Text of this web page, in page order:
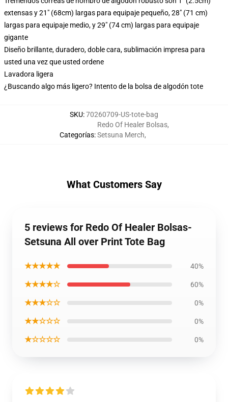
extensas y 21" (68cm) largas para equipaje pequeño, 28" (71 cm)
largas para equipaje medio, y 29" (74 cm) largas para equipaje
gigante
Diseño brillante, duradero, doble cara, sublimación impresa para
usted una vez que usted ordene
Lavadora ligera
¿Buscando algo más ligero? Intento de la bolsa de algodón tote
SKU:70260709-US-tote-bag
Categorías:
Redo Of Healer Bolsas,
Setsuna Merch,
What Customers Say
5 reviews for Redo Of Healer Bolsas-
Setsuna All over Print Tote Bag
★★★★★ 40%
★★★★☆ 60%
★★★☆☆ 0%
★★☆☆☆ 0%
★☆☆☆☆ 0%